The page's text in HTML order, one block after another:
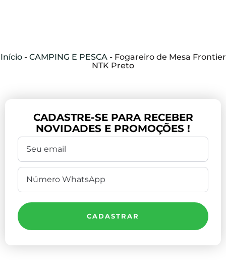
Início- CAMPING E PESCA- Fogareiro de Mesa Frontier
NTK Preto
CADASTRE-SE PARA RECEBER
NOVIDADES E PROMOÇÕES !
CADASTRAR